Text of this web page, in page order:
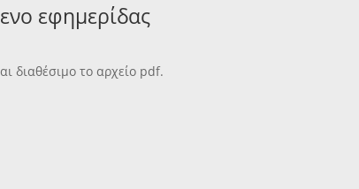
εφημερίδας
διαθέσιμο το αρχείο pdf.